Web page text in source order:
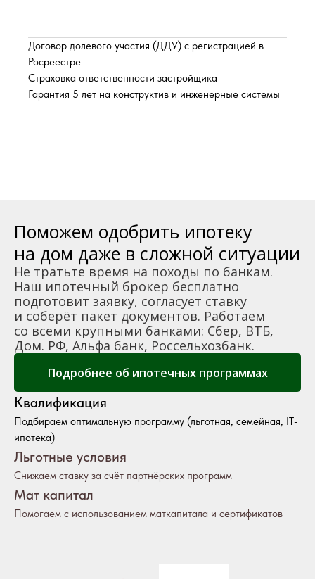
Договор долевого участия (ДДУ) с регистрацией в
Росреестре
Страховка ответственности застройщика
Гарантия 5 лет на конструктив и инженерные системы
Поможем одобрить ипотеку
на дом даже в сложной ситуации
Не тратьте время на походы по банкам.
Наш ипотечный брокер бесплатно
подготовит заявку, согласует ставку
и соберёт пакет документов. Работаем
со всеми крупными банками: Сбер, ВТБ,
Дом. РФ, Альфа банк, Россельхозбанк.
Подробнее об ипотечных программах
Квалификация
Подбираем оптимальную программу (льготная, семейная, IT-
ипотека)
Льготные условия
Снижаем ставку за счёт партнёрских программ
Мат капитал
Помогаем с использованием маткапитала и сертификатов